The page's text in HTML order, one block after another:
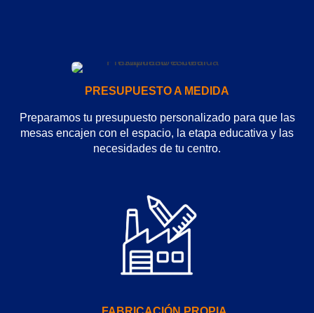
PRESUPUESTO A MEDIDA
Preparamos tu presupuesto personalizado para que las
mesas encajen con el espacio, la etapa educativa y las
necesidades de tu centro.